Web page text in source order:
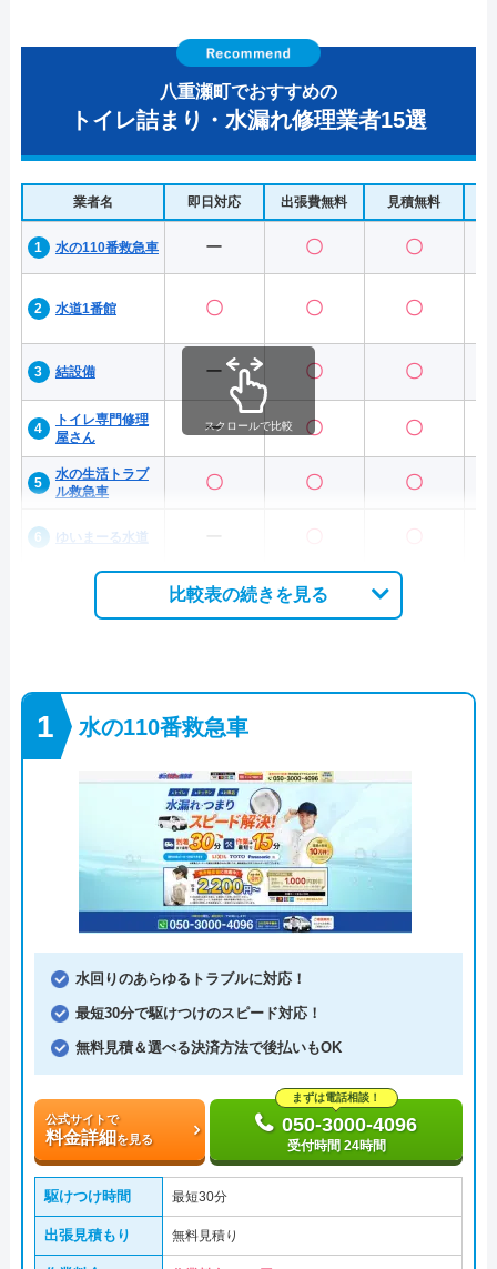
八重瀬町でおすすめの
トイレ詰まり・水漏れ修理業者15選
業者名 即日対応 出張費無料 見積無料
水の110番救急車 ー 〇 〇
水道1番館 〇 〇 〇
結設備 ー 〇 〇
トイレ専門修理
屋さん
ー 〇 〇
水の生活トラブ
ル救急車
〇 〇 〇
ゆいまーる水道
スクロールで比較
比較表の続きを見る
水の110番救急車
水回りのあらゆるトラブルに対応！
最短30分で駆けつけのスピード対応！
無料見積＆選べる決済方法で後払いもOK
公式サイトで
料金詳細を見る
まずは電話相談！
050-3000-4096
受付時間 24時間
駆けつけ時間 最短30分
出張見積もり 無料見積り